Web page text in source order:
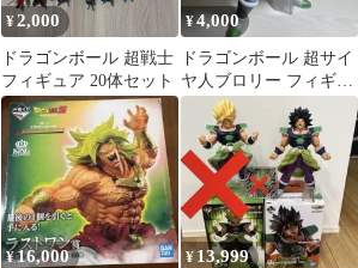
¥2,000
ドラゴンボール 超戦士
フィギュア 20体セット
¥4,000
ドラゴンボール 超サイ
ヤ人ブロリー フィギュ
ア
¥16,000 ¥ 13,999